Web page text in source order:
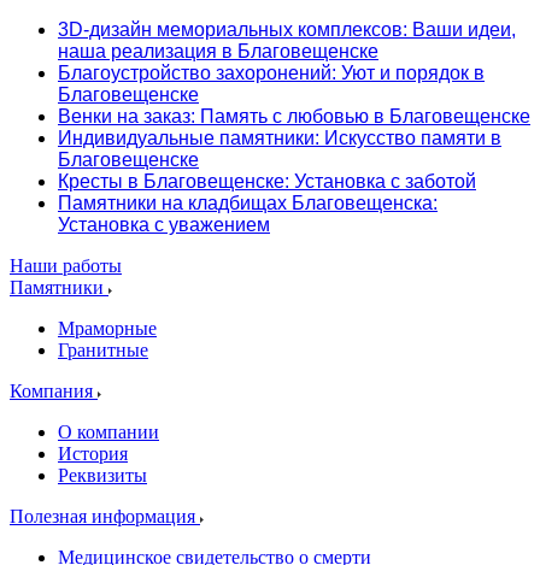
3D-дизайн мемориальных комплексов: Ваши идеи,
наша реализация в Благовещенске
Благоустройство захоронений: Уют и порядок в
Благовещенске
Венки на заказ: Память с любовью в Благовещенске
Индивидуальные памятники: Искусство памяти в
Благовещенске
Кресты в Благовещенске: Установка с заботой
Памятники на кладбищах Благовещенска:
Установка с уважением
Наши работы
Памятники
Мраморные
Гранитные
Компания
О компании
История
Реквизиты
Полезная информация
Медицинское свидетельство о смерти